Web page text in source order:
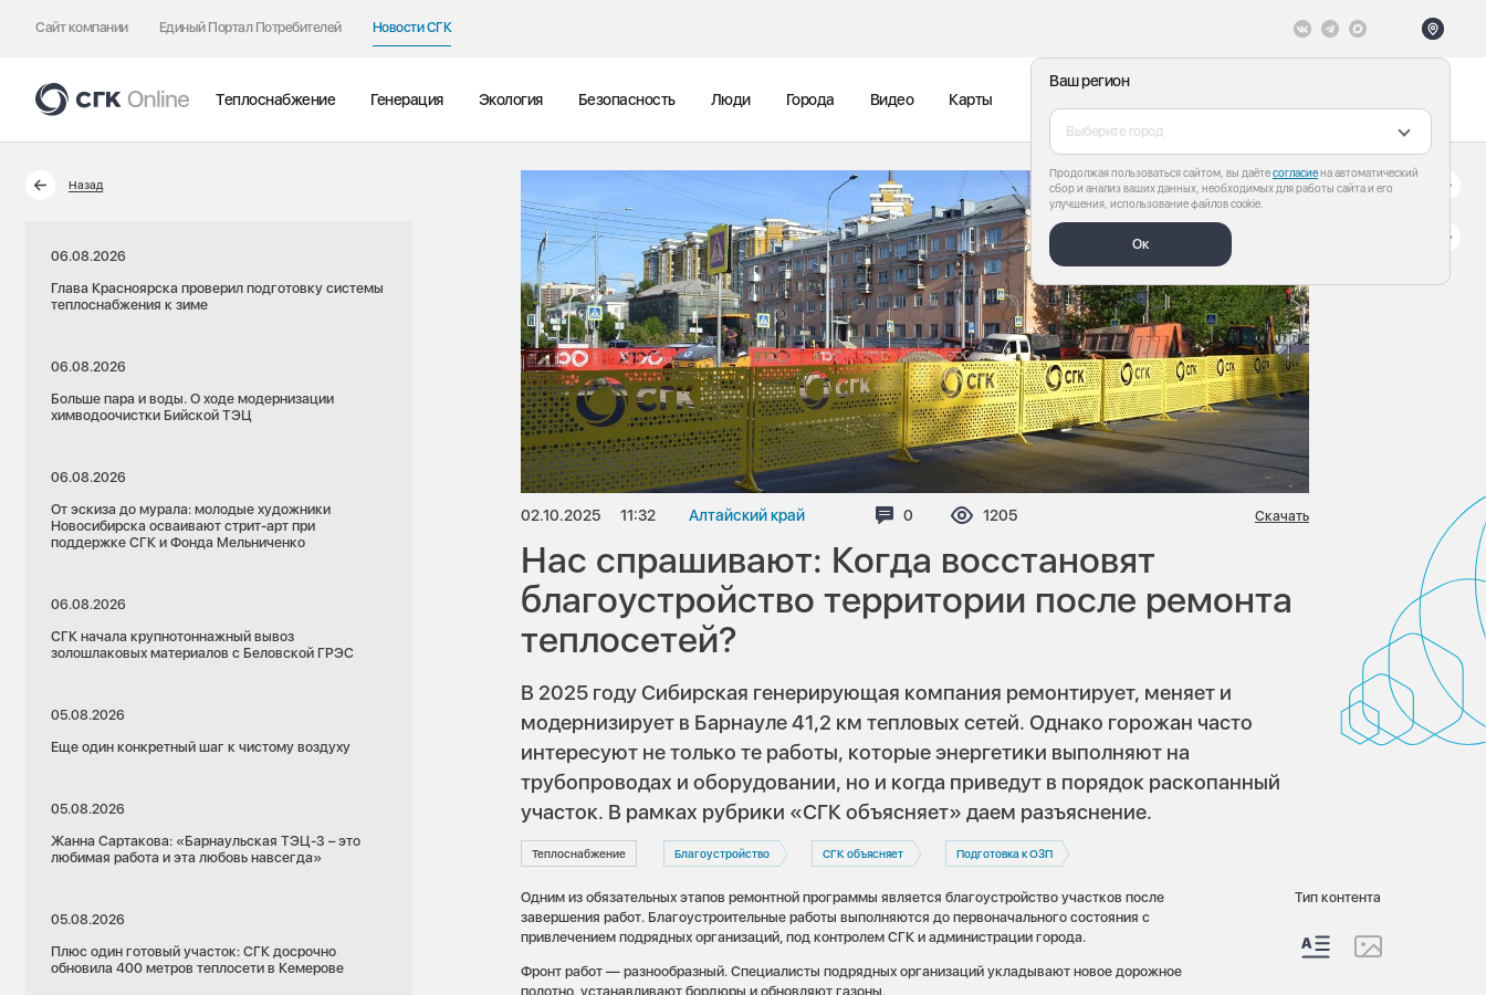
Сайт компании Единый Портал Потребителей Новости СГК
Ваш регион
Выберите город
Продолжая пользоваться сайтом, вы даётесогласиена автоматический
сбор и анализ ваших данных, необходимых для работы сайта и его
улучшения, использование файлов cookie.
Ок
Теплоснабжение Генерация Экология Безопасность Люди Города Видео Карты
Назад
06.08.2026
Глава Красноярска проверил подготовку системы
теплоснабжения к зиме
06.08.2026
Больше пара и воды. О ходе модернизации
химводоочистки Бийской ТЭЦ
06.08.2026
От эскиза до мурала: молодые художники
Новосибирска осваивают стрит-арт при
поддержке СГК и Фонда Мельниченко
06.08.2026
СГК начала крупнотоннажный вывоз
золошлаковых материалов с Беловской ГРЭС
05.08.2026
Еще один конкретный шаг к чистому воздуху
05.08.2026
Жанна Сартакова: «Барнаульская ТЭЦ-3 – это
любимая работа и эта любовь навсегда»
05.08.2026
Плюс один готовый участок: СГК досрочно
обновила 400 метров теплосети в Кемерове
02.10.2025 11:32 Алтайский край Комментариев:
0 Просмотров:
1205 Скачать
Нас спрашивают: Когда восстановят
благоустройство территории после ремонта
теплосетей?
В 2025 году Сибирская генерирующая компания ремонтирует, меняет и
модернизирует в Барнауле 41,2 км тепловых сетей. Однако горожан часто
интересуют не только те работы, которые энергетики выполняют на
трубопроводах и оборудовании, но и когда приведут в порядок раскопанный
участок. В рамках рубрики «СГК объясняет» даем разъяснение.
Теплоснабжение Благоустройство СГК объясняет Подготовка к ОЗП
Одним из обязательных этапов ремонтной программы является благоустройство участков после
завершения работ. Благоустроительные работы выполняются до первоначального состояния с
привлечением подрядных организаций, под контролем СГК и администрации города.
Фронт работ — разнообразный. Специалисты подрядных организаций укладывают новое дорожное
полотно, устанавливают бордюры и обновляют газоны.
Тип контента